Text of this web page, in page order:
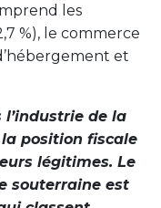
les
%), le commerce
et
l’industrie de la
position fiscale
légitimes. Le
souterraine est